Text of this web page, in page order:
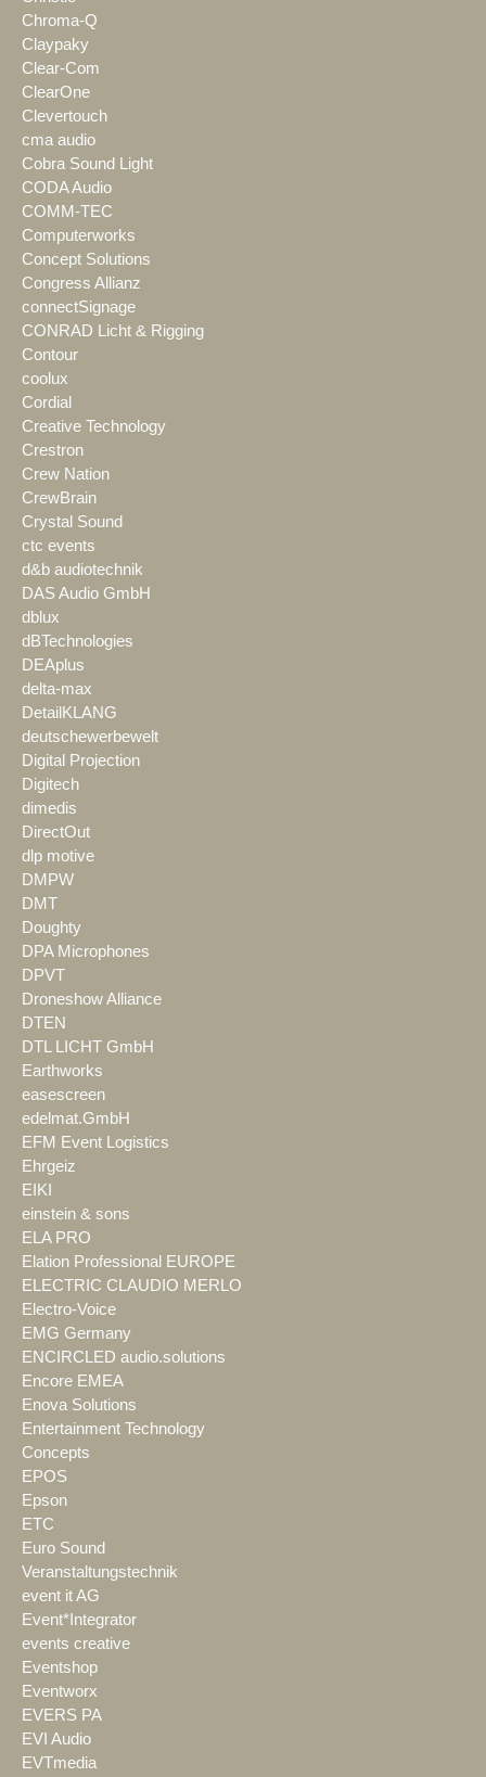
Chroma-Q
Claypaky
Clear-Com
ClearOne
Clevertouch
cma audio
Cobra Sound Light
CODA Audio
COMM-TEC
Computerworks
Concept Solutions
Congress Allianz
connectSignage
CONRAD Licht & Rigging
Contour
coolux
Cordial
Creative Technology
Crestron
Crew Nation
CrewBrain
Crystal Sound
ctc events
d&b audiotechnik
DAS Audio GmbH
dblux
dBTechnologies
DEAplus
delta-max
DetailKLANG
deutschewerbewelt
Digital Projection
Digitech
dimedis
DirectOut
dlp motive
DMPW
DMT
Doughty
DPA Microphones
DPVT
Droneshow Alliance
DTEN
DTL LICHT GmbH
Earthworks
easescreen
edelmat.GmbH
EFM Event Logistics
Ehrgeiz
EIKI
einstein & sons
ELA PRO
Elation Professional EUROPE
ELECTRIC CLAUDIO MERLO
Electro-Voice
EMG Germany
ENCIRCLED audio.solutions
Encore EMEA
Enova Solutions
Entertainment Technology
Concepts
EPOS
Epson
ETC
Euro Sound
Veranstaltungstechnik
event it AG
Event*Integrator
events creative
Eventshop
Eventworx
EVERS PA
EVI Audio
EVTmedia